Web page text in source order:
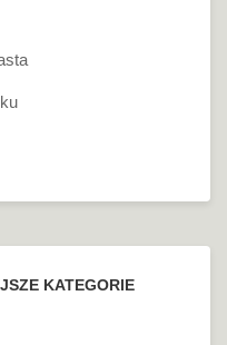
KATEGORIE